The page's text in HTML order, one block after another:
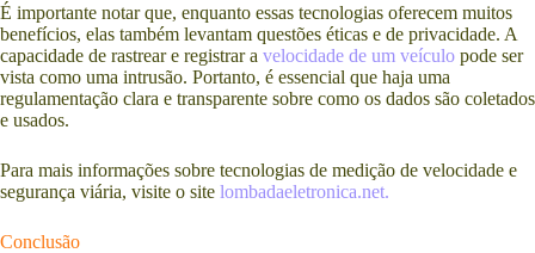
É importante notar que, enquanto essas tecnologias oferecem muitos
benefícios, elas também levantam questões éticas e de privacidade. A
capacidade de rastrear e registrar a velocidade de um veículo pode ser
vista como uma intrusão. Portanto, é essencial que haja uma
regulamentação clara e transparente sobre como os dados são coletados
e usados.
Para mais informações sobre tecnologias de medição de velocidade e
segurança viária, visite o site lombadaeletronica.net.
Conclusão